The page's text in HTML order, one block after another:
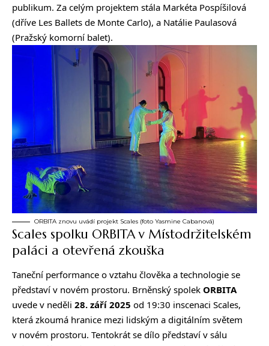
publikum. Za celým projektem stála Markéta Pospíšilová
(dříve Les Ballets de Monte Carlo), a Natálie Paulasová
(Pražský komorní balet).
ORBITA znovu uvádí projekt Scales (foto Yasmine Cabanová)
Scales spolku ORBITA v Místodržitelském
paláci a otevřená zkouška
Taneční performance o vztahu člověka a technologie se
představí v novém prostoru. Brněnský spolek ORBITA
uvede v neděli 28. září 2025 od 19:30 inscenaci Scales,
která zkoumá hranice mezi lidským a digitálním světem
v novém prostoru. Tentokrát se dílo představí v sálu